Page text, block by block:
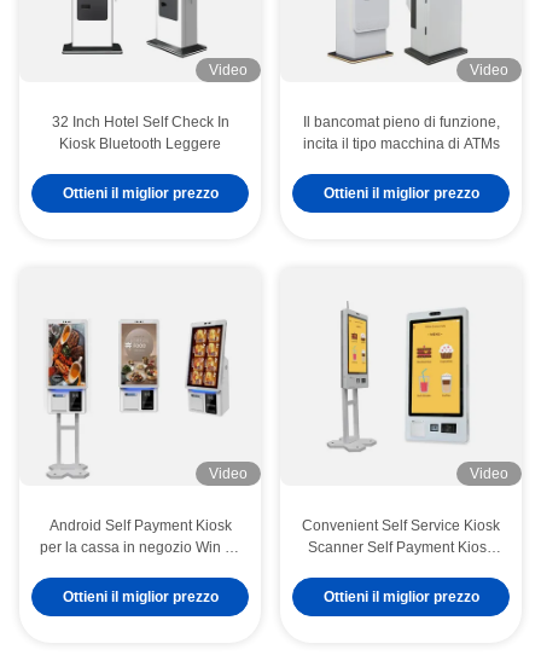
Video
32 Inch Hotel Self Check In
Kiosk Bluetooth Leggere
Ottieni il miglior prezzo
Video
Il bancomat pieno di funzione,
incita il tipo macchina di ATMs
Ottieni il miglior prezzo
Video
Android Self Payment Kiosk
per la cassa in negozio Win 10
Ottieni il miglior prezzo
Video
Convenient Self Service Kiosk
Scanner Self Payment Kiosk
Ottieni il miglior prezzo